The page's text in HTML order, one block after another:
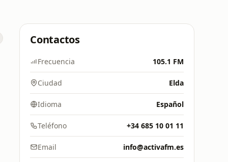
Contactos
Frecuencia 105.1 FM
Ciudad Elda
Idioma Español
Teléfono +34 685 10 01 11
Email info@activafm.es